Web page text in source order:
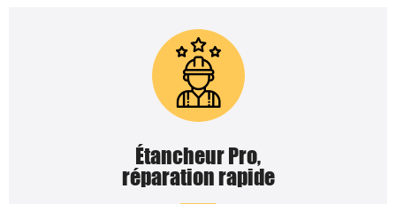
Étancheur Pro,
réparation rapide